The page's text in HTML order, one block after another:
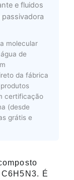
e fluidos
molecular
de
da fábrica
certificação
(desde
grátis e
É